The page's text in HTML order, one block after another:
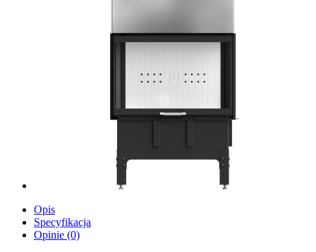
Opis
Specyfikacja
Opinie (0)